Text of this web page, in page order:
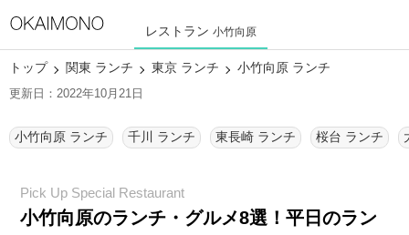
レストラン 小竹向原
トップ 関東 ランチ 東京 ランチ 小竹向原 ランチ
更新日：2022年10月21日
小竹向原 ランチ 千川 ランチ 東長崎 ランチ 桜台 ランチ
小竹向原のランチ・グルメ8選！平日のラン